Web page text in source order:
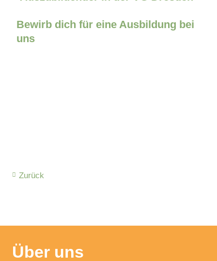
Bewirb dich für eine Ausbildung bei
uns
Zurück
Über uns